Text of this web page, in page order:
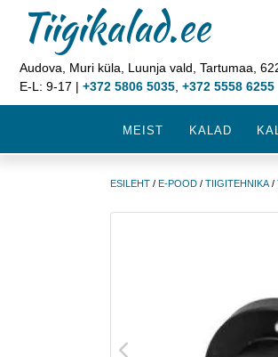
Tiigikalad.ee
Audova, Muri küla, Luunja vald, Tartumaa,
E-L: 9-17 | +372 5806 5035 +372 5558 6255
MEIST KALAD
ESILEHT / E-POOD / TIIGITEHNIKA /